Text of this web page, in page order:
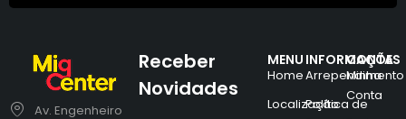
Av. Engenheiro
MENU
Home
Localização
INFORMAÇÕES
Arrependimento
Política de
CONTA
Minha
Conta
Receber
Novidades